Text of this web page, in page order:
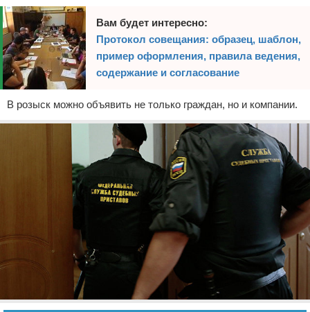
Вам будет интересно:
Протокол совещания: образец, шаблон,
пример оформления, правила ведения,
содержание и согласование
В розыск можно объявить не только граждан, но и компании.